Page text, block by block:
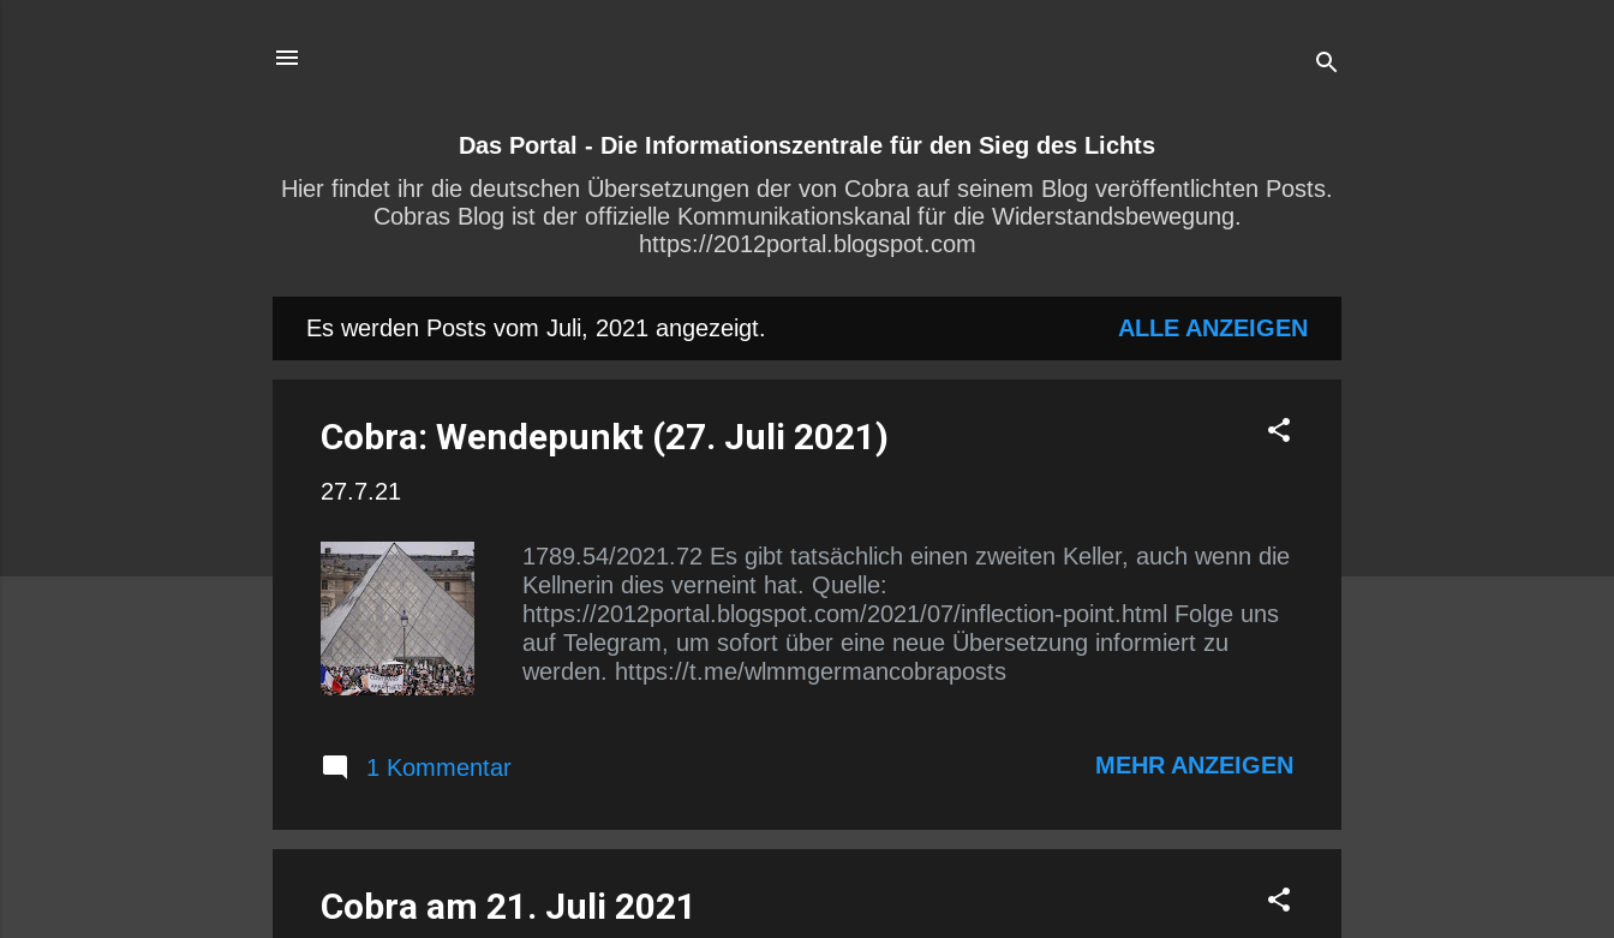
Das Portal - Die Informationszentrale für den Sieg des Lichts
Hier findet ihr die deutschen Übersetzungen der von Cobra auf seinem Blog veröffentlichten Posts.
Cobras Blog ist der offizielle Kommunikationskanal für die Widerstandsbewegung.
https://2012portal.blogspot.com
Es werden Posts vom Juli, 2021 angezeigt. ALLE ANZEIGEN
Cobra: Wendepunkt (27. Juli 2021)
27.7.21
1789.54/2021.72 Es gibt tatsächlich einen zweiten Keller, auch wenn die
Kellnerin dies verneint hat. Quelle:
https://2012portal.blogspot.com/2021/07/inflection-point.html Folge uns
auf Telegram, um sofort über eine neue Übersetzung informiert zu
werden. https://t.me/wlmmgermancobraposts
1 Kommentar MEHR ANZEIGEN
Cobra am 21. Juli 2021